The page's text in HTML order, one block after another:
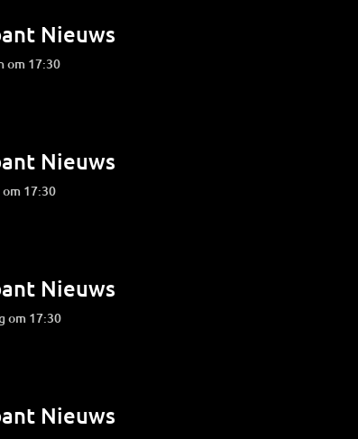
Nieuws
om 17:30
Nieuws
om 17:30
Nieuws
om 17:30
Nieuws